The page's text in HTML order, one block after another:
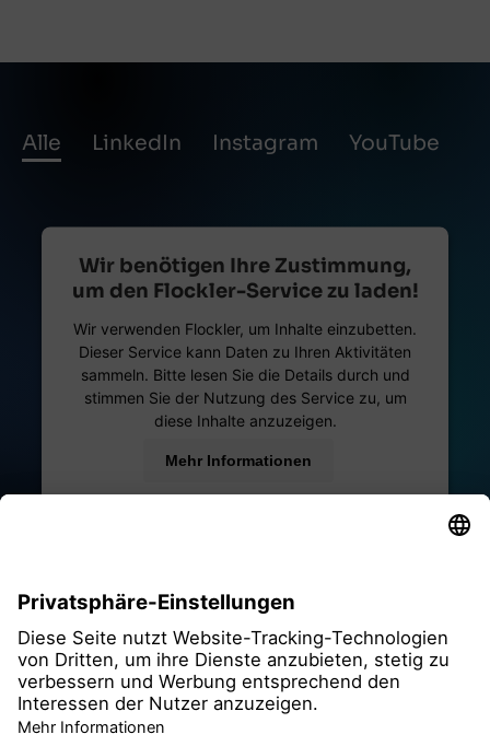
Alle LinkedIn Instagram YouTube
Wir benötigen Ihre Zustimmung,
um den Flockler-Service zu laden!
Wir verwenden Flockler, um Inhalte einzubetten.
Dieser Service kann Daten zu Ihren Aktivitäten
sammeln. Bitte lesen Sie die Details durch und
stimmen Sie der Nutzung des Service zu, um
diese Inhalte anzuzeigen.
Mehr Informationen